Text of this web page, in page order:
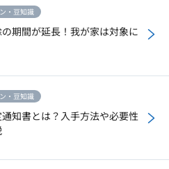
・豆知識
期間が延長！我が家は対象に
・豆知識
知書とは？入手方法や必要性